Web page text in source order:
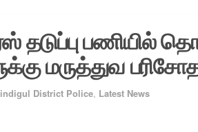
பணியில்
மருத்துவ
District Police, Latest News